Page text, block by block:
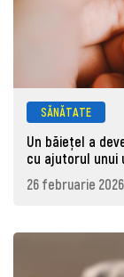
SĂNĂTATE
Un băiețel a
cu ajutorul
26 februarie